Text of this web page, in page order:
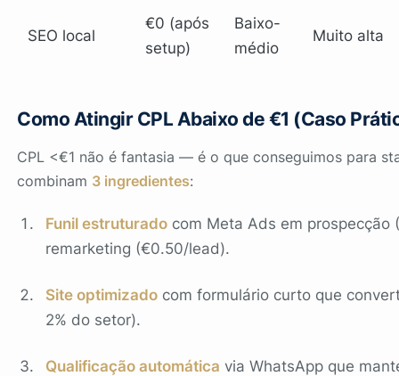
SEO local
€0 (após
setup)
Baixo-
médio
Muito alta
Como Atingir CPL Abaixo de €1 (Caso
CPL <€1 não é fantasia — é o que conseguimos para
combinam 3 ingredientes:
Funil estruturado com Meta Ads em
remarketing (€0.50/lead).
Site optimizado com formulário curto que
2% do setor).
Qualificação automática via WhatsApp que